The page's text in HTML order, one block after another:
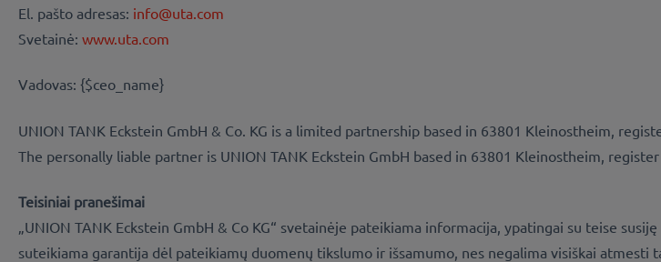
El. pašto adresas: info@uta.com
Svetainė: www.uta.com
Vadovas: {$ceo_name}
UNION TANK Eckstein GmbH & Co. KG is a limited partnership based in 63801 Kleinostheim,
The personally liable partner is UNION TANK Eckstein GmbH based in 63801 Kleinostheim,
Teisiniai pranešimai
„UNION TANK Eckstein GmbH & Co KG“ svetainėje pateikiama informacija, ypatingai su teise
suteikiama garantija dėl pateikiamų duomenų tikslumo ir išsamumo, nes negalima visiškai